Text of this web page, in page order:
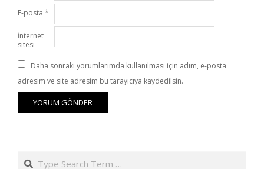
E-posta *
İnternet
sitesi
Daha sonraki yorumlarımda kullanılması için adım, e-posta
adresim ve site adresim bu tarayıcıya kaydedilsin.
Search